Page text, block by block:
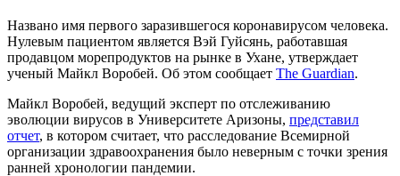
Названо имя первого заразившегося коронавирусом человека.
Нулевым пациентом является Вэй Гуйсянь, работавшая
продавцом морепродуктов на рынке в Ухане, утверждает
ученый Майкл Воробей. Об этом сообщает The Guardian.
Майкл Воробей, ведущий эксперт по отслеживанию
эволюции вирусов в Университете Аризоны, представил
отчет, в котором считает, что расследование Всемирной
организации здравоохранения было неверным с точки зрения
ранней хронологии пандемии.